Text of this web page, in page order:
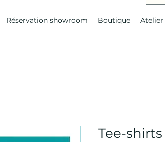
Réservation showroom Boutique Atelier
Tee-